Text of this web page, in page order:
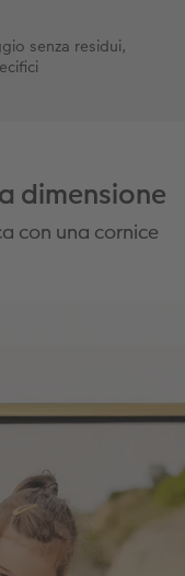
senza residui,
dimensione
con una cornice